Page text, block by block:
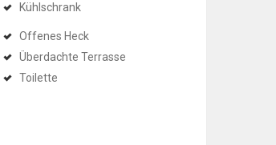
Kühlschrank
Offenes Heck
Überdachte Terrasse
Toilette